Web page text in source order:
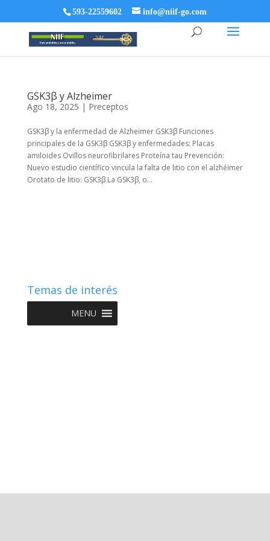
593-22559602 info@niif-go.com
GSK3β y Alzheimer
Ago 18, 2025 | Preceptos
GSK3β y la enfermedad de Alzheimer GSK3β Funciones
principales de la GSK3β GSK3β y enfermedades: Placas
amiloides Ovillos neurofibrilares Proteína tau Prevención:
Nuevo estudio científico vincula la falta de litio con el alzhéimer
Orotato de litio: GSK3β La GSK3β, o...
Temas de interés
MENU